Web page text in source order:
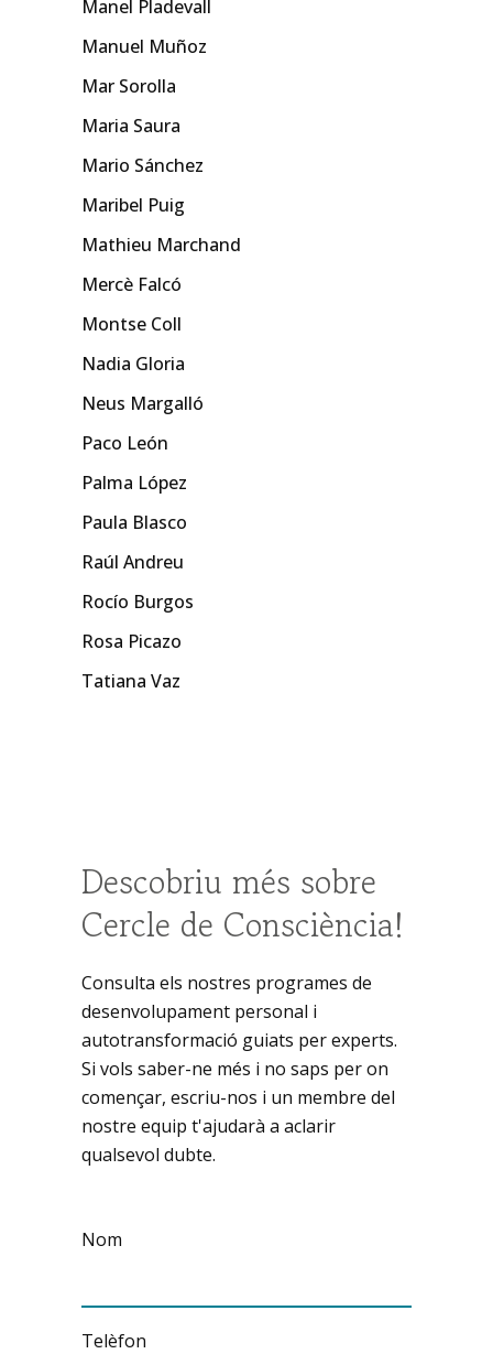
Manel Pladevall
Manuel Muñoz
Mar Sorolla
Maria Saura
Mario Sánchez
Maribel Puig
Mathieu Marchand
Mercè Falcó
Montse Coll
Nadia Gloria
Neus Margalló
Paco León
Palma López
Paula Blasco
Raúl Andreu
Rocío Burgos
Rosa Picazo
Tatiana Vaz
Descobriu més sobre
Cercle de Consciència!
Consulta els nostres programes de
desenvolupament personal i
autotransformació guiats per experts.
Si vols saber-ne més i no saps per on
començar, escriu-nos i un membre del
nostre equip t'ajudarà a aclarir
qualsevol dubte.
Nom
Telèfon